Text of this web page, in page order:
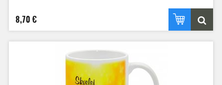
8,70 €